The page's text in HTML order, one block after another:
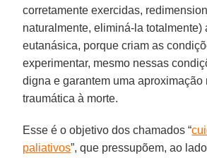
corretamente exercidas,
naturalmente, eliminá-la totalmente)
eutanásica, porque criam as
experimentar, mesmo nessas
digna e garantem uma aproximação
traumática à morte.
Esse é o objetivo dos chamados “
paliativos”, que pressupõem, ao